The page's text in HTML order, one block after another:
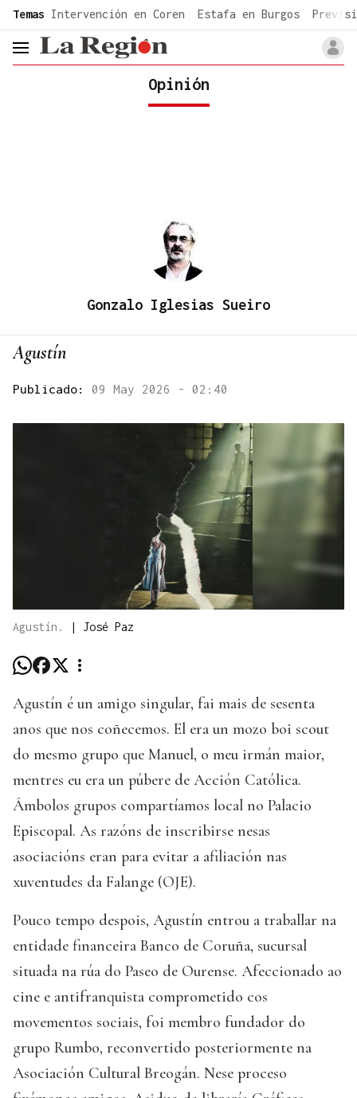
common.go-to-content
Temas Intervención en Coren Estafa en Burgos
header.menu.open
Opinión
Gonzalo Iglesias Sueiro
Agustín
Publicado: 09 May 2026 - 02:40
Agustín. | José Paz
Agustín é un amigo singular, fai mais de sesenta
anos que nos coñecemos. El era un mozo boi scout
do mesmo grupo que Manuel, o meu irmán maior,
mentres eu era un púbere de Acción Católica.
Ámbolos grupos compartíamos local no Palacio
Episcopal. As razóns de inscribirse nesas
asociacións eran para evitar a afiliación nas
xuventudes da Falange (OJE).
Pouco tempo despois, Agustín entrou a traballar na
entidade financeira Banco de Coruña, sucursal
situada na rúa do Paseo de Ourense. Afeccionado ao
cine e antifranquista comprometido cos
movementos sociais, foi membro fundador do
grupo Rumbo, reconvertido posteriormente na
Asociación Cultural Breogán. Nese proceso